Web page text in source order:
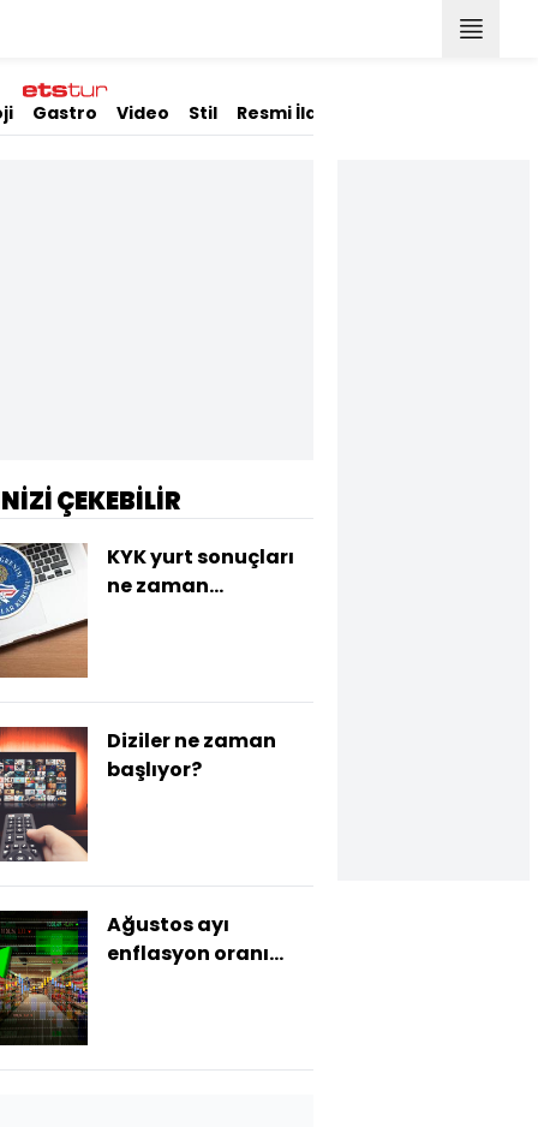
Gastro Video Stil Resmi İlanlar
ÇEKEBİLİR
KYK yurt sonuçları
ne zaman
Diziler ne zaman
başlıyor?
Ağustos ayı
enflasyon oranı